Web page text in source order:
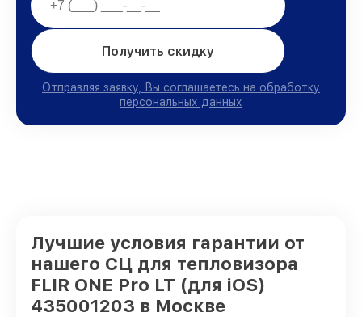
Получить скидку
Отправляя заявку, Вы соглашаетесь на обработку
персональных данных
Лучшие условия гарантии от
нашего СЦ для тепловизора
FLIR ONE Pro LT (для iOS)
435001203 в Москве